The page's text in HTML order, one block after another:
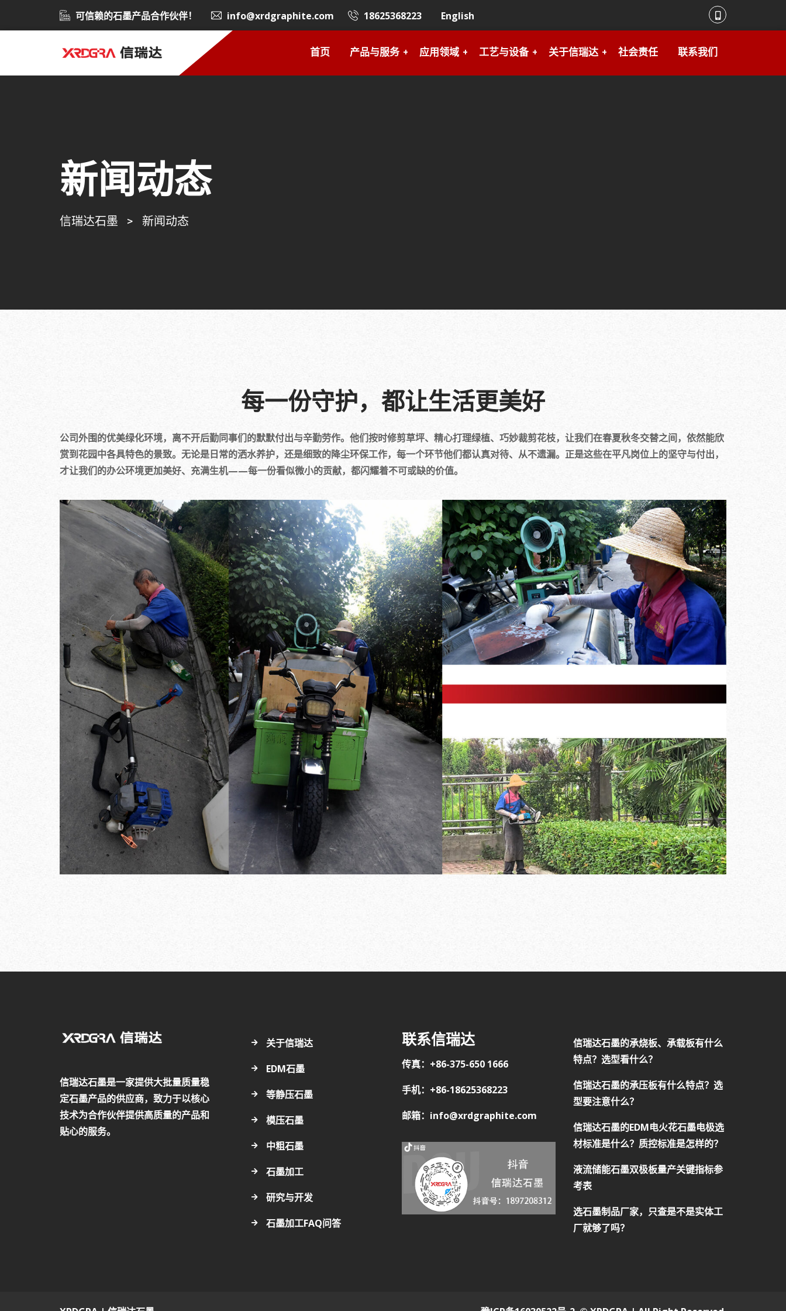
可信赖的石墨产品合作伙伴！ info@xrdgraphite.com 18625368223 English
首页 产品与服务 应用领域 工艺与设备 关于信瑞达 社会责任 联系我们
新闻动态
信瑞达石墨 > 新闻动态
每一份守护，都让生活更美好
公司外围的优美绿化环境，离不开后勤同事们的默默付出与辛勤劳作。他们按时修剪草坪、精心打理绿植、巧妙裁剪花枝，让我们在春夏秋冬交替之间，依然能欣
赏到花园中各具特色的景致。无论是日常的洒水养护，还是细致的降尘环保工作，每一个环节他们都认真对待、从不遗漏。正是这些在平凡岗位上的坚守与付出，
才让我们的办公环境更加美好、充满生机——每一份看似微小的贡献，都闪耀着不可或缺的价值。
信瑞达石墨是一家提供大批量质量稳
定石墨产品的供应商，致力于以核心
技术为合作伙伴提供高质量的产品和
贴心的服务。
关于信瑞达
EDM石墨
等静压石墨
模压石墨
中粗石墨
石墨加工
研究与开发
石墨加工FAQ问答
联系信瑞达
传真：+86-375-650 1666
手机：+86-18625368223
邮箱：info@xrdgraphite.com
信瑞达石墨的承烧板、承载板有什么
特点？选型看什么？
信瑞达石墨的承压板有什么特点？选
型要注意什么？
信瑞达石墨的EDM电火花石墨电极选
材标准是什么？质控标准是怎样的？
液流储能石墨双极板量产关键指标参
考表
选石墨制品厂家，只查是不是实体工
厂就够了吗？